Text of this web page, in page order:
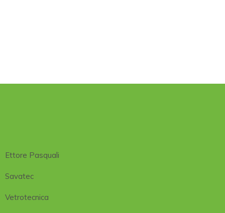
Ettore Pasquali
Savatec
Vetrotecnica